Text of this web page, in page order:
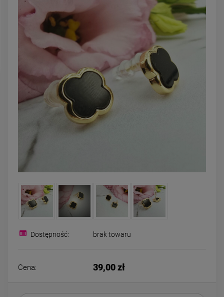
DO KOSZYKA
CHIRURGICZNA motylek
Dostępność: brak towaru
Cena: 39,00 zł